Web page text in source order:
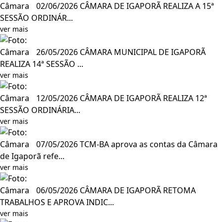
Câmara 02/06/2026 CÂMARA DE IGAPORÃ REALIZA A 15ª
SESSÃO ORDINÁR...
ver mais
Câmara 26/05/2026 CÂMARA MUNICIPAL DE IGAPORÃ
REALIZA 14ª SESSÃO ...
ver mais
Câmara 12/05/2026 CÂMARA DE IGAPORÃ REALIZA 12ª
SESSÃO ORDINÁRIA...
ver mais
Câmara 07/05/2026TCM-BA aprova as contas da Câmara
de Igaporã refe...
ver mais
Câmara 06/05/2026 CÂMARA DE IGAPORÃ RETOMA
TRABALHOS E APROVA INDIC...
ver mais